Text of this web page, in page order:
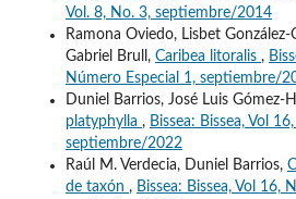
Vol. 8, No. 3, septiembre/2014
Ramona Oviedo, Lisbet
Gabriel Brull, Caribea litoralis ,
Número Especial 1, septiembre/
Duniel Barrios, José Luis Gómez-
platyphylla , Bissea: Bissea, Vol
septiembre/2022
Raúl M. Verdecia, Duniel Barrios,
de taxón , Bissea: Bissea, Vol 16,